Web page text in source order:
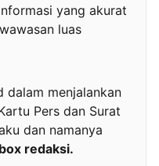
yang akurat
luas
dalam menjalankan
Pers dan Surat
dan namanya
box redaksi.